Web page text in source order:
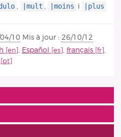
, |mult , |moins i |plus
10 Mis à jour : 26/10/12
, Español , français
,